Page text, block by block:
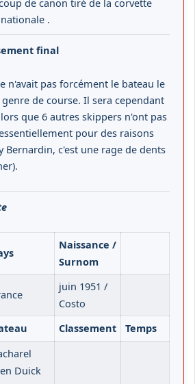
.
final
n'avait pas forcément le bateau le
de course. Il sera cependant
que 6 autres skippers n'ont pas
pour des raisons
Bernardin, c'est une rage de dents
Naissance /
Surnom
juin 1951 /
Costo
Classement Temps
Duick